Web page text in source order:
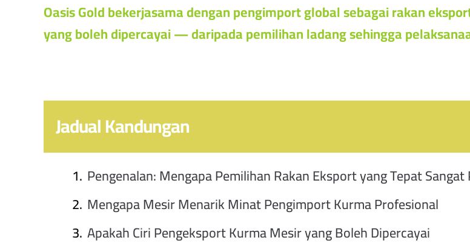
Oasis Gold bekerjasama dengan pengimport global sebagai rakan
yang boleh dipercayai — daripada pemilihan ladang sehingga
Jadual Kandungan
Pengenalan: Mengapa Pemilihan Rakan Eksport yang Tepat
Mengapa Mesir Menarik Minat Pengimport Kurma Profesional
Apakah Ciri Pengeksport Kurma Mesir yang Boleh Dipercayai